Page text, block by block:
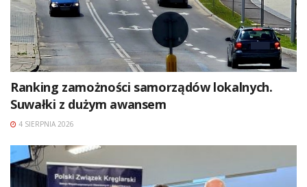
Ranking zamożności samorządów lokalnych.
Suwałki z dużym awansem
4 SIERPNIA 2026